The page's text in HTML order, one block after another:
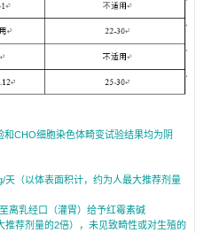
CHO细胞染色体畸变试验结果均为阴
天（以体表面积计，约为人最大推荐剂量
离乳经口（灌胃）给予红霉素碱
荐剂量的2倍），未见致畸性或对生殖的